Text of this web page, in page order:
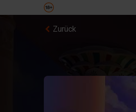
Zurück